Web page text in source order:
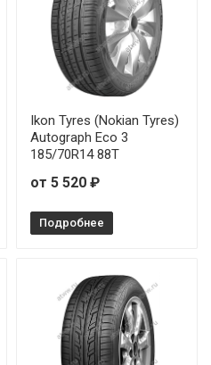
165/65R14 79T
P 185/60R14 82H
P 195/55R16 91V
P 195/60R15 88H
P 225/60R16 98H
Ikon Tyres (Nokian Tyres)
Autograph Eco 3
185/70R14 88T
от 5 520 ₽
Подробнее